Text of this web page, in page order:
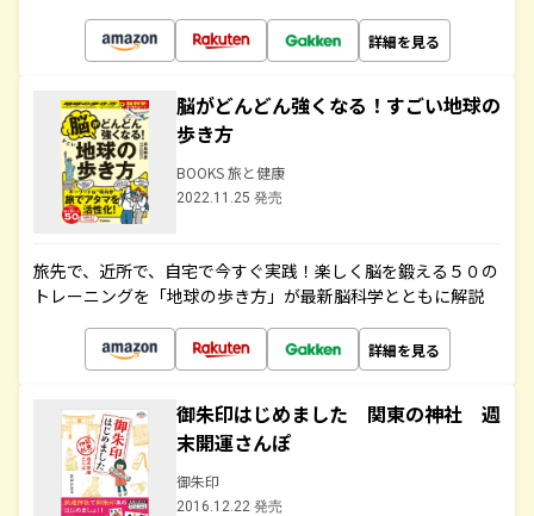
詳細を見る
脳がどんどん強くなる！すごい地球の
歩き方
BOOKS 旅と健康
2022.11.25 発売
旅先で、近所で、自宅で今すぐ実践！楽しく脳を鍛える５０の
トレーニングを「地球の歩き方」が最新脳科学とともに解説
詳細を見る
御朱印はじめました 関東の神社 週
末開運さんぽ
御朱印
2016.12.22 発売